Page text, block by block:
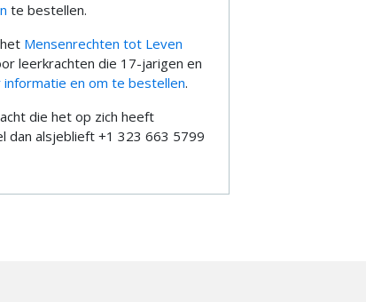
te bestellen.
Mensenrechten tot Leven
leerkrachten die 17-jarigen en
informatie en om te bestellen.
die het op zich heeft
dan alsjeblieft +1 323 663 5799